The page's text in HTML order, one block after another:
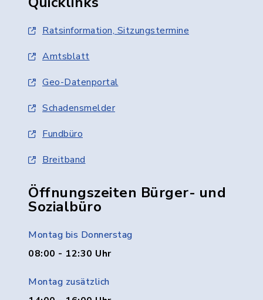
Ratsinformation, Sitzungstermine
Amtsblatt
Geo-Datenportal
Schadensmelder
Fundbüro
Breitband
Öffnungszeiten Bürger- und
Sozialbüro
Montag bis Donnerstag
08:00 - 12:30 Uhr
Montag zusätzlich